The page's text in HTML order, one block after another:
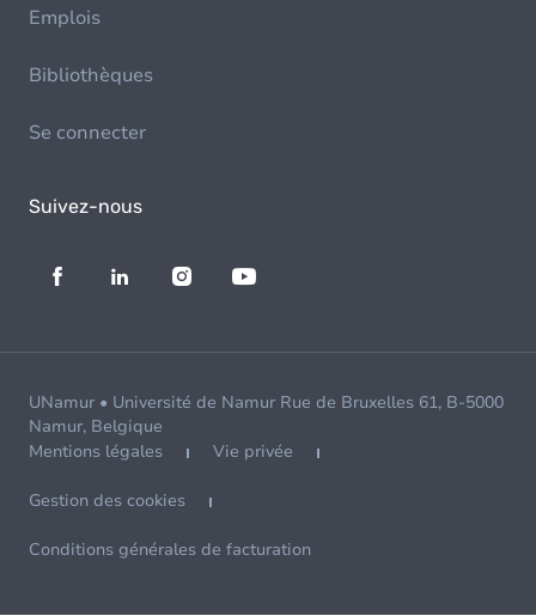
Emplois
Bibliothèques
Se connecter
Suivez-nous
UNamur • Université de Namur Rue de Bruxelles 61, B-5000
Namur, Belgique
Mentions légales
Vie privée
Gestion des cookies
Conditions générales de facturation